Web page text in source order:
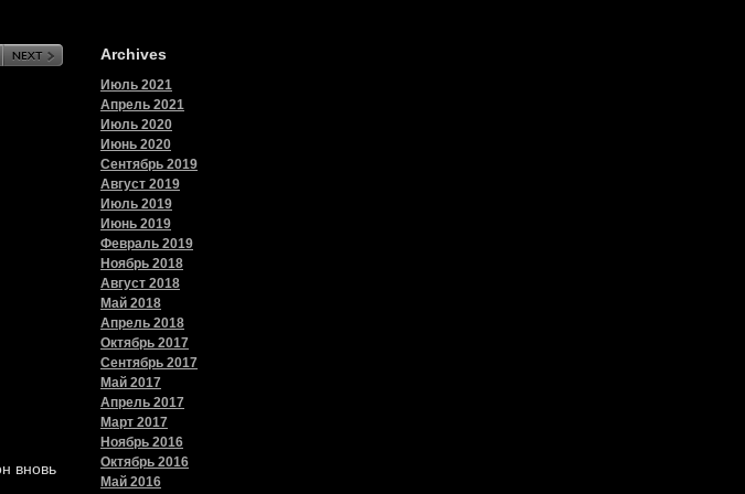
вновь
Archives
Июль 2021
Апрель 2021
Июль 2020
Июнь 2020
Сентябрь 2019
Август 2019
Июль 2019
Июнь 2019
Февраль 2019
Ноябрь 2018
Август 2018
Май 2018
Апрель 2018
Октябрь 2017
Сентябрь 2017
Май 2017
Апрель 2017
Март 2017
Ноябрь 2016
Октябрь 2016
Май 2016